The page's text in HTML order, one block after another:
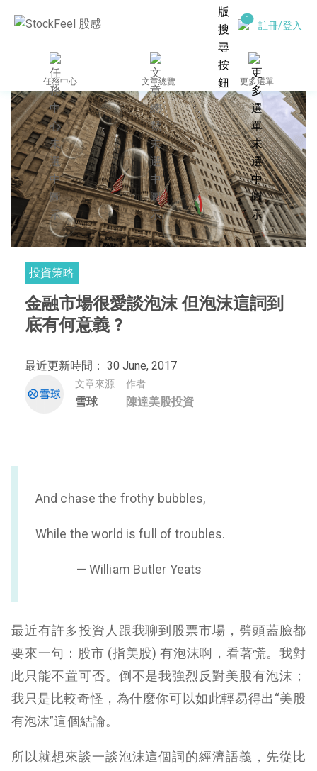
註冊/登入
任務中心 文章總覽 更多選單
投資策略
金融市場很愛談泡沫 但泡沫這詞到
底有何意義 ?
最近更新時間： 30 June, 2017
文章來源
雪球
作者
陳達美股投資
And chase the frothy bubbles,
While the world is full of troubles.
— William Butler Yeats
最近有許多投資人跟我聊到股票市場，劈頭蓋臉都
要來一句：股市 (指美股) 有泡沫啊，看著慌。我對
此只能不置可否。倒不是我強烈反對美股有泡沫；
我只是比較奇怪，為什麼你可以如此輕易得出“美股
有泡沫”這個結論。
所以就想來談一談泡沫這個詞的經濟語義，先從比